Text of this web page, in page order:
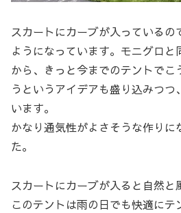
スカートにカーブが入っているの
ようになっています。モニグロ
から、きっと今までのテントでこ
うというアイデアも盛り込みつ
います。
かなり通気性がよさそうな作りに
た。
スカートにカーブが入ると自然と
このテントは雨の日でも快適にテ